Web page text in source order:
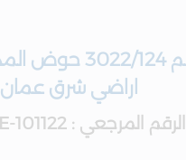
اراضي شرق عمان
الرقم المرجعي : AQ-RE-101122